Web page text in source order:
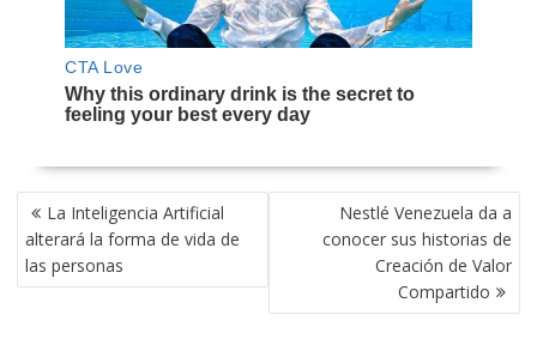
NAVEGACIÓN
DE
ENTRADAS
La Inteligencia Artificial
alterará la forma de vida de
las personas
Nestlé Venezuela da a
conocer sus historias de
Creación de Valor
Compartido